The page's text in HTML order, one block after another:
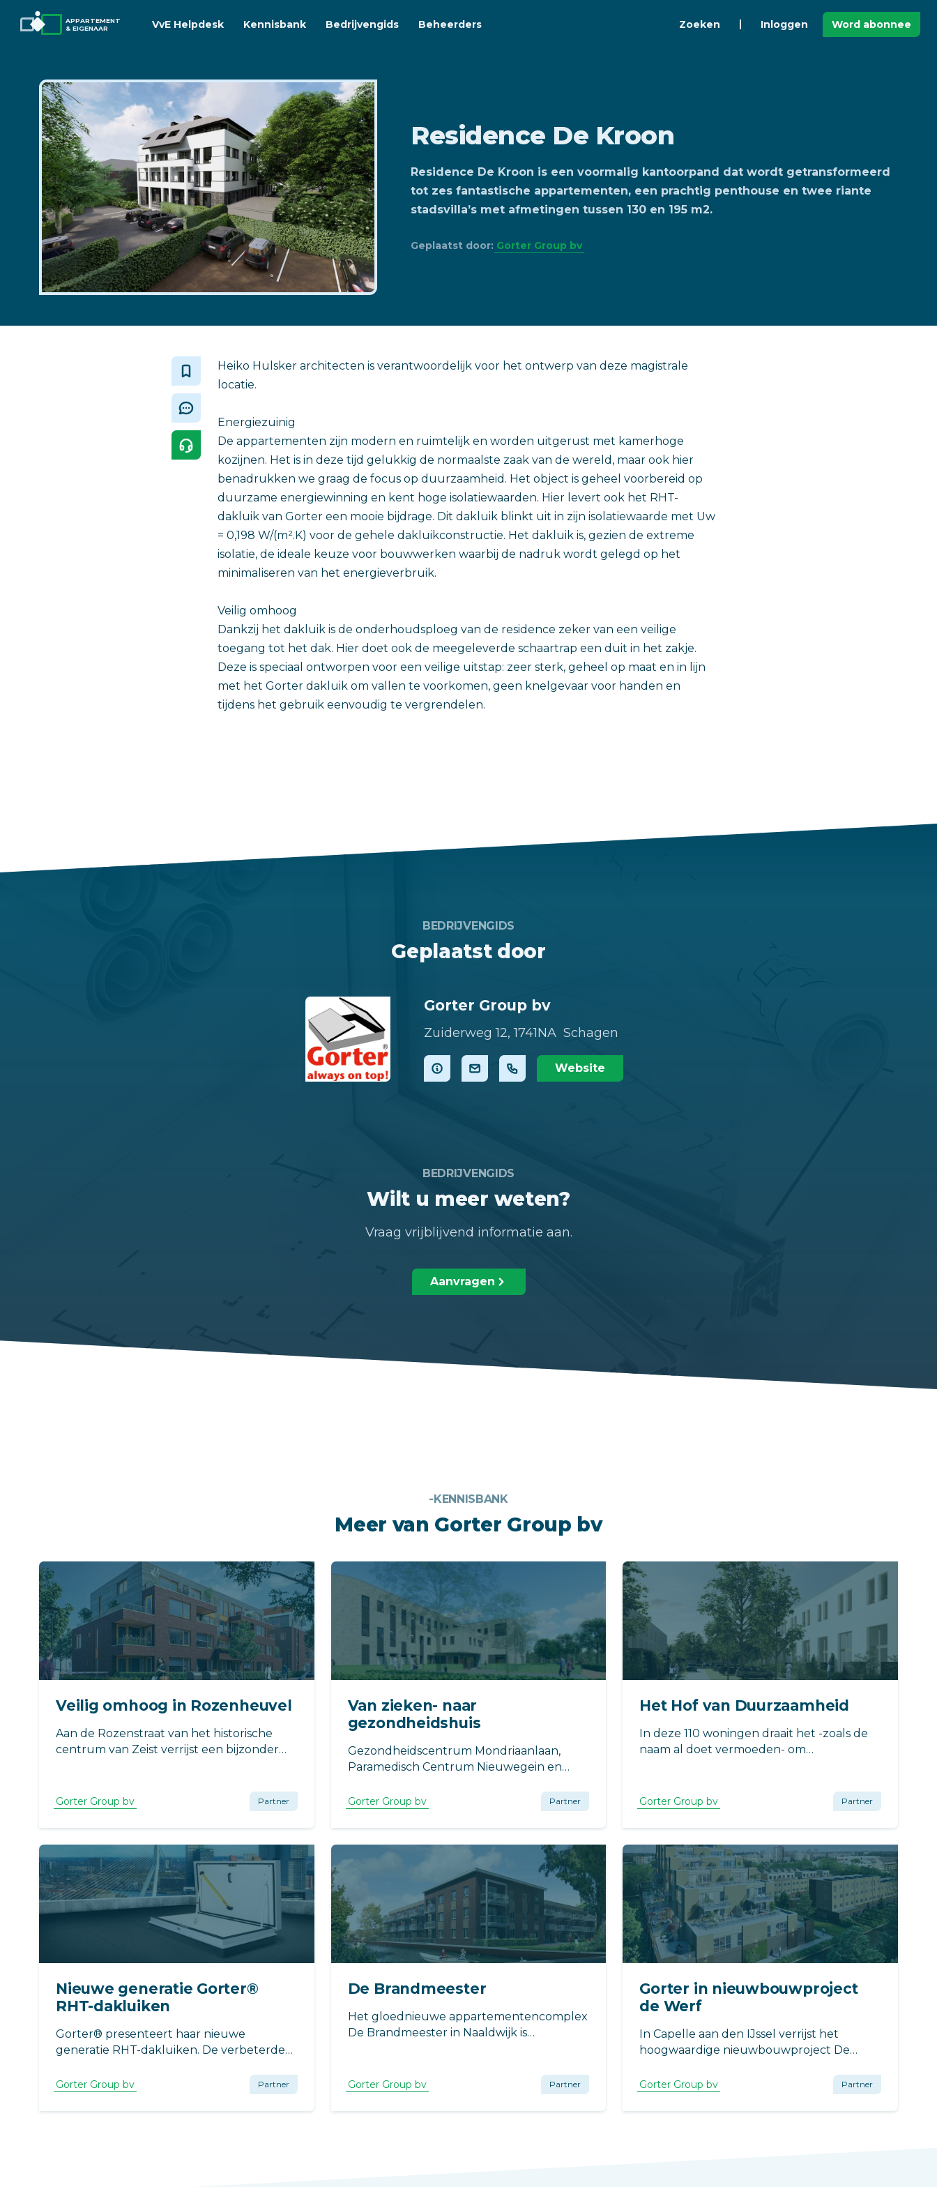
APPARTEMENT
& EIGENAAR
VvE Helpdesk Kennisbank Bedrijvengids Beheerders Zoeken Inloggen Word abonnee
Residence De Kroon
Residence De Kroon is een voormalig kantoorpand dat wordt getransformeerd
tot zes fantastische appartementen, een prachtig penthouse en twee riante
stadsvilla’s met afmetingen tussen 130 en 195 m2.
Geplaatst door: Gorter Group bv
Heiko Hulsker architecten is verantwoordelijk voor het ontwerp van deze magistrale
locatie.
Energiezuinig
De appartementen zijn modern en ruimtelijk en worden uitgerust met kamerhoge
kozijnen. Het is in deze tijd gelukkig de normaalste zaak van de wereld, maar ook hier
benadrukken we graag de focus op duurzaamheid. Het object is geheel voorbereid op
duurzame energiewinning en kent hoge isolatiewaarden. Hier levert ook het RHT-
dakluik van Gorter een mooie bijdrage. Dit dakluik blinkt uit in zijn isolatiewaarde met Uw
= 0,198 W/(m².K) voor de gehele dakluikconstructie. Het dakluik is, gezien de extreme
isolatie, de ideale keuze voor bouwwerken waarbij de nadruk wordt gelegd op het
minimaliseren van het energieverbruik.
Veilig omhoog
Dankzij het dakluik is de onderhoudsploeg van de residence zeker van een veilige
toegang tot het dak. Hier doet ook de meegeleverde schaartrap een duit in het zakje.
Deze is speciaal ontworpen voor een veilige uitstap: zeer sterk, geheel op maat en in lijn
met het Gorter dakluik om vallen te voorkomen, geen knelgevaar voor handen en
tijdens het gebruik eenvoudig te vergrendelen.
BEDRIJVENGIDS
Geplaatst door
Gorter Group bv
Zuiderweg 12, 1741NA Schagen
Website
BEDRIJVENGIDS
Wilt u meer weten?
Vraag vrijblijvend informatie aan.
Aanvragen
-KENNISBANK
Meer van Gorter Group bv
Veilig omhoog in Rozenheuvel
Aan de Rozenstraat van het historische
centrum van Zeist verrijst een bijzonder
Gorter Group bv Partner
Van zieken- naar
gezondheidshuis
Gezondheidscentrum Mondriaanlaan,
Paramedisch Centrum Nieuwegein en
Eerstelijns Medisch Centrum Nieuwegein),
Nieuwegein een Gezondheidshuis
realiseren.
Gorter Group bv Partner
Het Hof van Duurzaamheid
In deze 110 woningen draait het -zoals de
naam al doet vermoeden- om
een zeer duurzame bouwmethode
waarbij kruislaags hout wordt toegepast.
Gorter Group bv Partner
Nieuwe generatie Gorter®
RHT-dakluiken
Gorter® presenteert haar nieuwe
generatie RHT-dakluiken. De verbeterde
gepatenteerde constructie en is hiermee
belastingen die tijdens de bouw of de
Gorter Group bv Partner
De Brandmeester
Het gloednieuwe appartementencomplex
De Brandmeester in Naaldwijk is
Gorter Group bv Partner
Gorter in nieuwbouwproject
de Werf
In Capelle aan den IJssel verrijst het
hoogwaardige nieuwbouwproject De
appartementen.
Gorter Group bv Partner